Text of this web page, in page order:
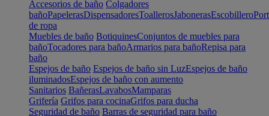
Accesorios de baño Colgadores
bañoPapelerasDispensadoresToallerosJabonerasEscobillero
de ropa
Muebles de baño BotiquinesConjuntos de muebles para
bañoTocadores para bañoArmarios para bañoRepisa para
baño
Espejos de baño Espejos de baño sin LuzEspejos de baño
iluminadosEspejos de baño con aumento
Sanitarios BañerasLavabosMamparas
Grifería Grifos para cocinaGrifos para ducha
Seguridad de baño Barras de seguridad para baño